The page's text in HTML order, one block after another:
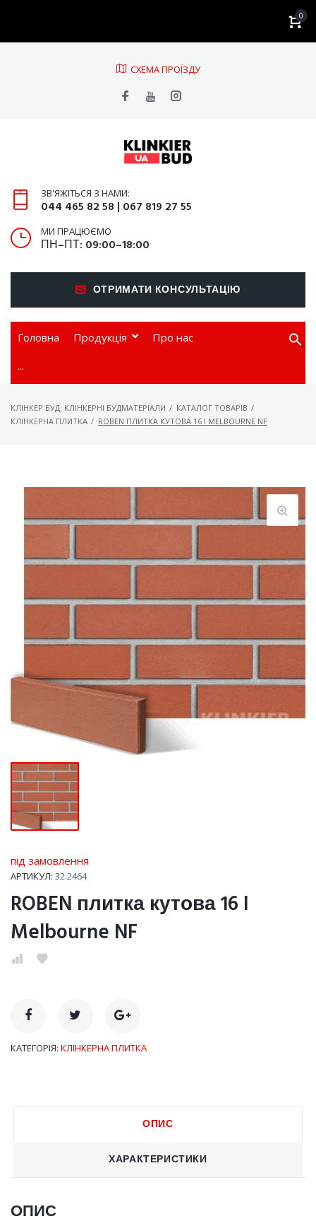
0
CХЕМА ПРОЇЗДУ
ЗВ'ЯЖІТЬСЯ З НАМИ:
044 465 82 58 | 067 819 27 55
МИ ПРАЦЮЄМО
ПН–ПТ: 09:00–18:00
ОТРИМАТИ КОНСУЛЬТАЦІЮ
Головна Продукція Про нас
···
КЛІНКЕР БУД: КЛІНКЕРНІ БУДМАТЕРІАЛИ / КАТАЛОГ ТОВАРІВ /
КЛІНКЕРНА ПЛИТКА / ROBEN ПЛИТКА КУТОВА 16 I MELBOURNE NF
під замовлення
АРТИКУЛ: 32.2464
ROBEN плитка кутова 16 I
Melbourne NF
КАТЕГОРІЯ: КЛІНКЕРНА ПЛИТКА
ОПИС
ХАРАКТЕРИСТИКИ
ОПИС